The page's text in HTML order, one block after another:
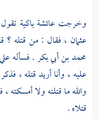
وخرجت عائشةباكية
عثمان ، فقال : من قتله ؟
محمد بن أبي بكر. فسأله
عليه ، وأنا أريد قتله ،
والله ما قتلته ولا
قتلاه .